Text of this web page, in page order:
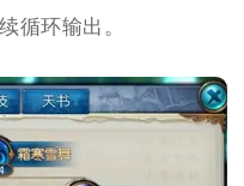
循环输出。